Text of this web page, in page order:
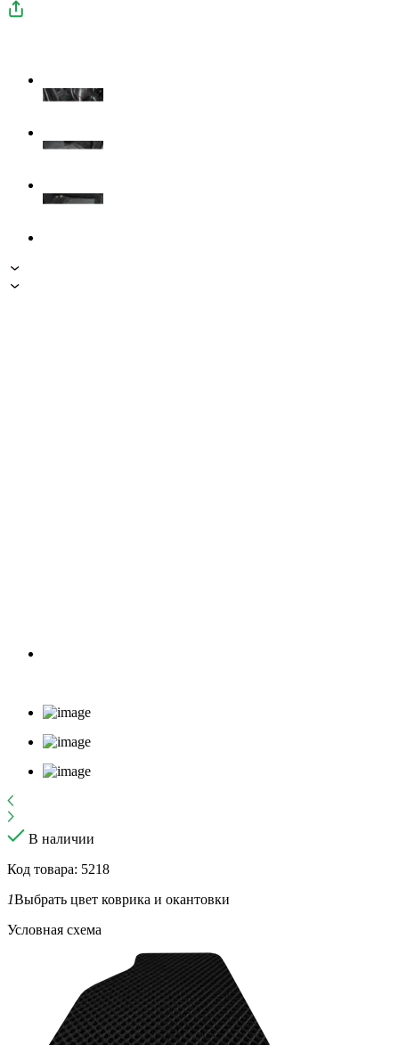
В наличии
Код товара: 5218
1Выбрать цвет коврика и окантовки
Условная схема